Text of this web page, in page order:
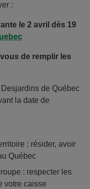
:
le 2 avril dès 19
de remplir les
de Québec
la date de
: résider, avoir
Québec
: respecter les
votre caisse